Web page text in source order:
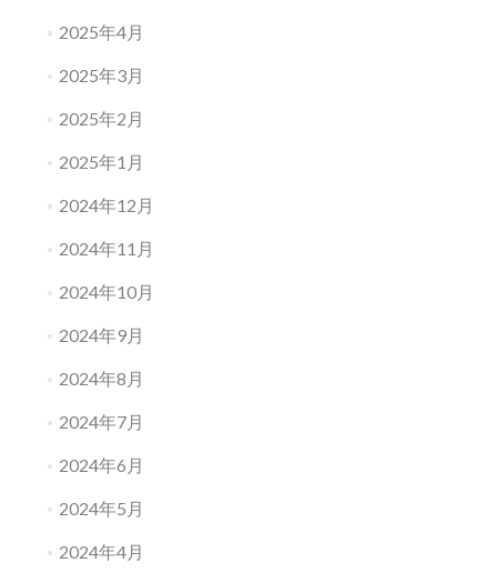
2025年4月
2025年3月
2025年2月
2025年1月
2024年12月
2024年11月
2024年10月
2024年9月
2024年8月
2024年7月
2024年6月
2024年5月
2024年4月